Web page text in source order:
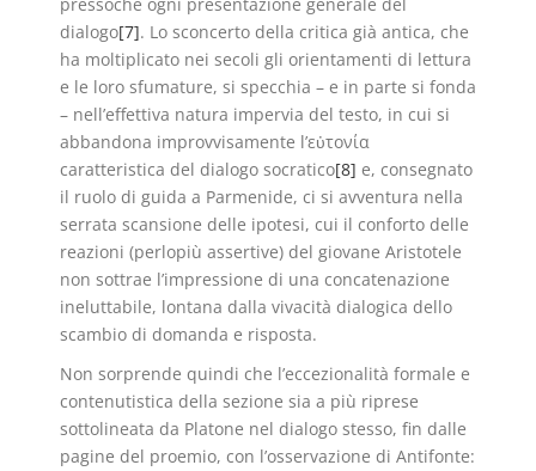
dialogo[7]. Lo sconcerto della critica già antica, che
ha moltiplicato nei secoli gli orientamenti di lettura
e le loro sfumature, si specchia – e in parte si fonda
– nell’effettiva natura impervia del testo, in cui si
abbandona improvvisamente l’εὐτονία
caratteristica del dialogo socratico[8] e, consegnato
il ruolo di guida a Parmenide, ci si avventura nella
serrata scansione delle ipotesi, cui il conforto delle
reazioni (perlopiù assertive) del giovane Aristotele
non sottrae l’impressione di una concatenazione
ineluttabile, lontana dalla vivacità dialogica dello
scambio di domanda e risposta.
Non sorprende quindi che l’eccezionalità formale e
contenutistica della sezione sia a più riprese
sottolineata da Platone nel dialogo stesso, fin dalle
pagine del proemio, con l’osservazione di Antifonte: